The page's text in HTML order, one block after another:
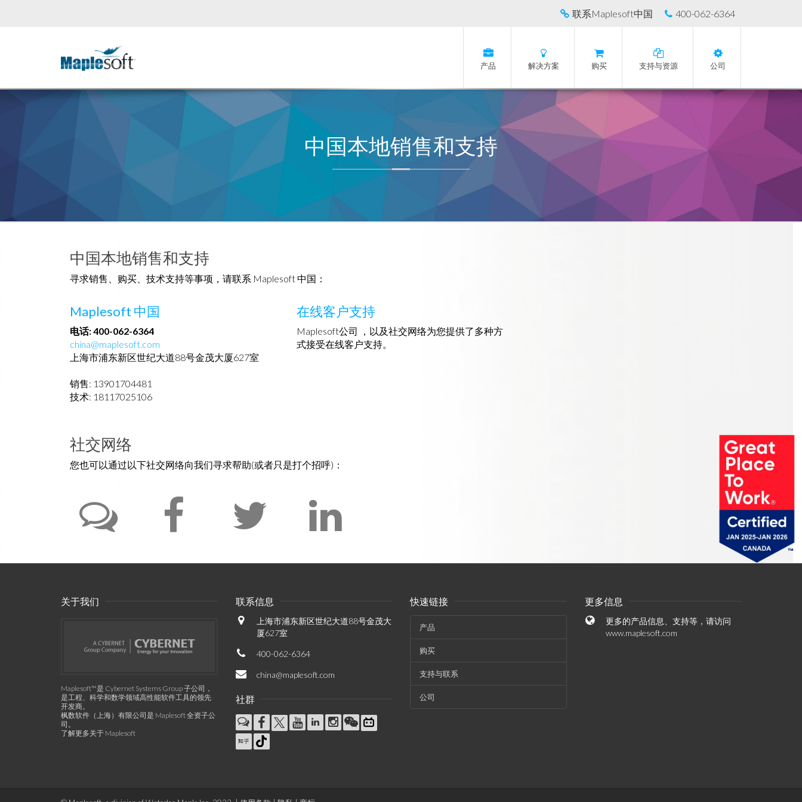
联系Maplesoft中国 400-062-6364
产品 解决方案 购买 支持与资源 公司
中国本地销售和支持
中国本地销售和支持
寻求销售、购买、技术支持等事项，请联系 Maplesoft 中国：
Maplesoft 中国
电话: 400-062-6364
china@maplesoft.com
上海市浦东新区世纪大道88号金茂大厦627室
销售: 13901704481
技术: 18117025106
在线客户支持
Maplesoft公司 ，以及社交网络为您提供了多种方
式接受在线客户支持。
社交网络
您也可以通过以下社交网络向我们寻求帮助(或者只是打个招呼)：
关于我们
Maplesoft™是 Cybernet Systems Group 子公司，
是工程、科学和数学领域高性能软件工具的领先
开发商。
枫数软件（上海）有限公司是 Maplesoft 全资子公
司。
了解更多关于 Maplesoft
联系信息
上海市浦东新区世纪大道88号金茂大
厦627室
400-062-6364
china@maplesoft.com
社群
快速链接
产品
购买
支持与联系
公司
更多信息
更多的产品信息、支持等，请访问
www.maplesoft.com